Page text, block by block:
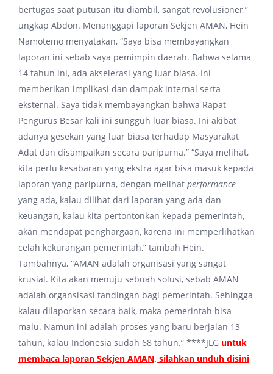
bertugas saat putusan itu diambil, sangat revolusioner,”
ungkap Abdon. Menanggapi laporan Sekjen AMAN, Hein
Namotemo menyatakan, “Saya bisa membayangkan
laporan ini sebab saya pemimpin daerah. Bahwa selama
14 tahun ini, ada akselerasi yang luar biasa. Ini
memberikan implikasi dan dampak internal serta
eksternal. Saya tidak membayangkan bahwa Rapat
Pengurus Besar kali ini sungguh luar biasa. Ini akibat
adanya gesekan yang luar biasa terhadap Masyarakat
Adat dan disampaikan secara paripurna.” “Saya melihat,
kita perlu kesabaran yang ekstra agar bisa masuk kepada
laporan yang paripurna, dengan melihat performance
yang ada, kalau dilihat dari laporan yang ada dan
keuangan, kalau kita pertontonkan kepada pemerintah,
akan mendapat penghargaan, karena ini memperlihatkan
celah kekurangan pemerintah,” tambah Hein.
Tambahnya, “AMAN adalah organisasi yang sangat
krusial. Kita akan menuju sebuah solusi, sebab AMAN
adalah organsisasi tandingan bagi pemerintah. Sehingga
kalau dilaporkan secara baik, maka pemerintah bisa
malu. Namun ini adalah proses yang baru berjalan 13
tahun, kalau Indonesia sudah 68 tahun.” ****JLG untuk
membaca laporan Sekjen AMAN, silahkan unduh disini